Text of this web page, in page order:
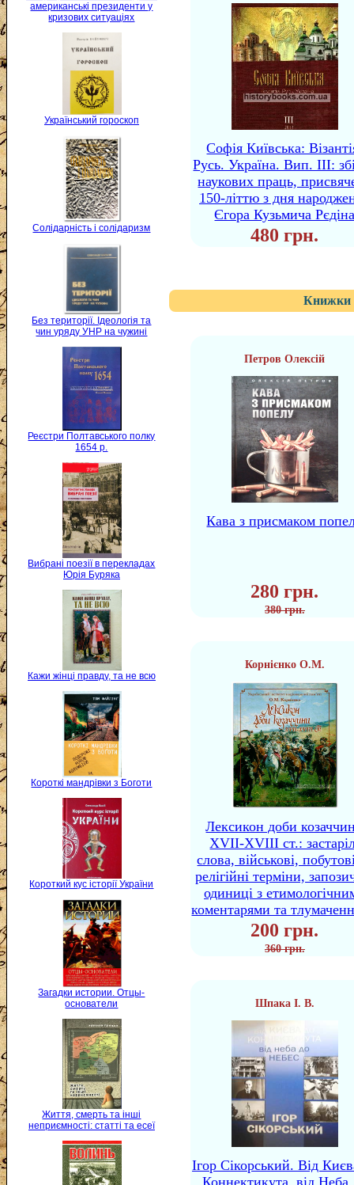
американські президенти у
кризових ситуаціях
Український гороскоп
Солідарність і солідаризм
Без території. Ідеологія та
чин уряду УНР на чужині
Реєстри Полтавського полку
1654 р.
Вибрані поезії в перекладах
Юрія Буряка
Кажи жінці правду, та не всю
Короткі мандрівки з Боготи
Короткий кус історії України
Загадки истории. Отцы-
основатели
Життя, смерть та інші
неприємності: статті та есеї
Софія Київська:
Русь. Україна. Вип. III:
наукових праць,
150-літтю з дня
Єгора Кузьмича
480 грн.
Книжки
Петров Олексій
Кава з присмаком
280 грн.
380 грн.
Корнієнко О.М.
Лексикон доби
XVII-XVIII ст.:
слова, військові,
релігійні терміни,
одиниці з
коментарями та
200 грн.
360 грн.
Шпака І. В.
Ігор Сікорський. Від
Коннектикута, від Неба